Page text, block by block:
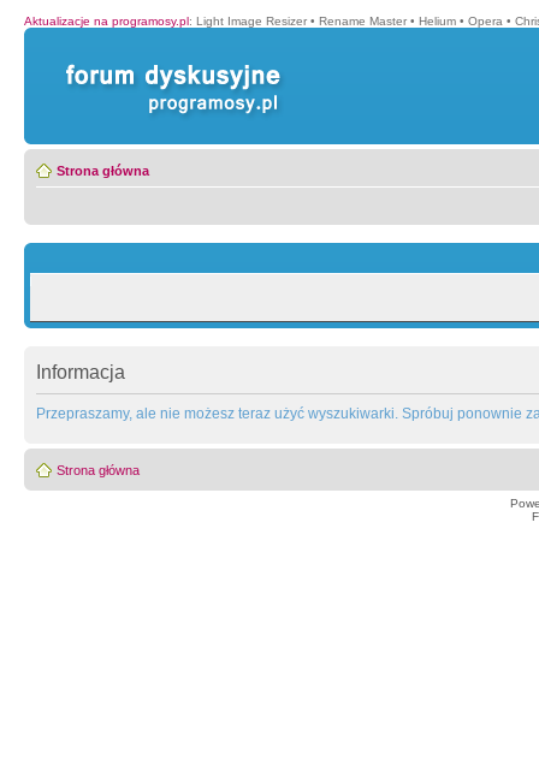
Aktualizacje na programosy.pl: Light Image Resizer • Rename Master • Helium • Opera •
Strona główna
Informacja
Przepraszamy, ale nie możesz teraz użyć wyszukiwarki. Spróbuj ponownie
Strona główna